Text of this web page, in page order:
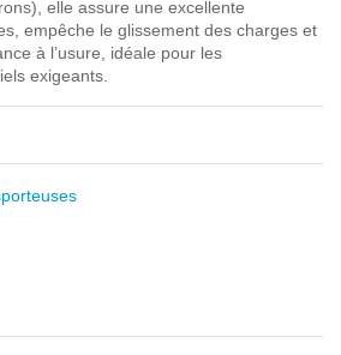
elle assure une excellente
empêche le glissement des charges et
à l’usure, idéale pour les
exigeants.